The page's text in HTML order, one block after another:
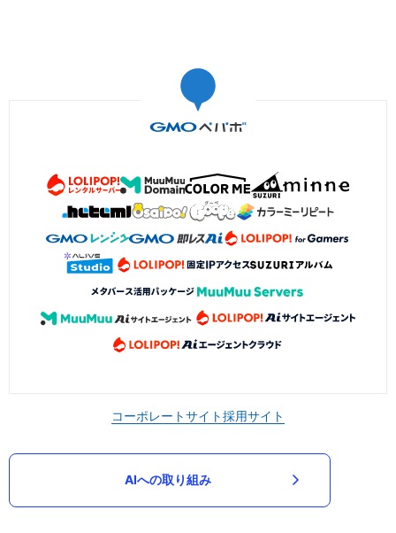
コーポレートサイト採用サイト
AIへの取り組み